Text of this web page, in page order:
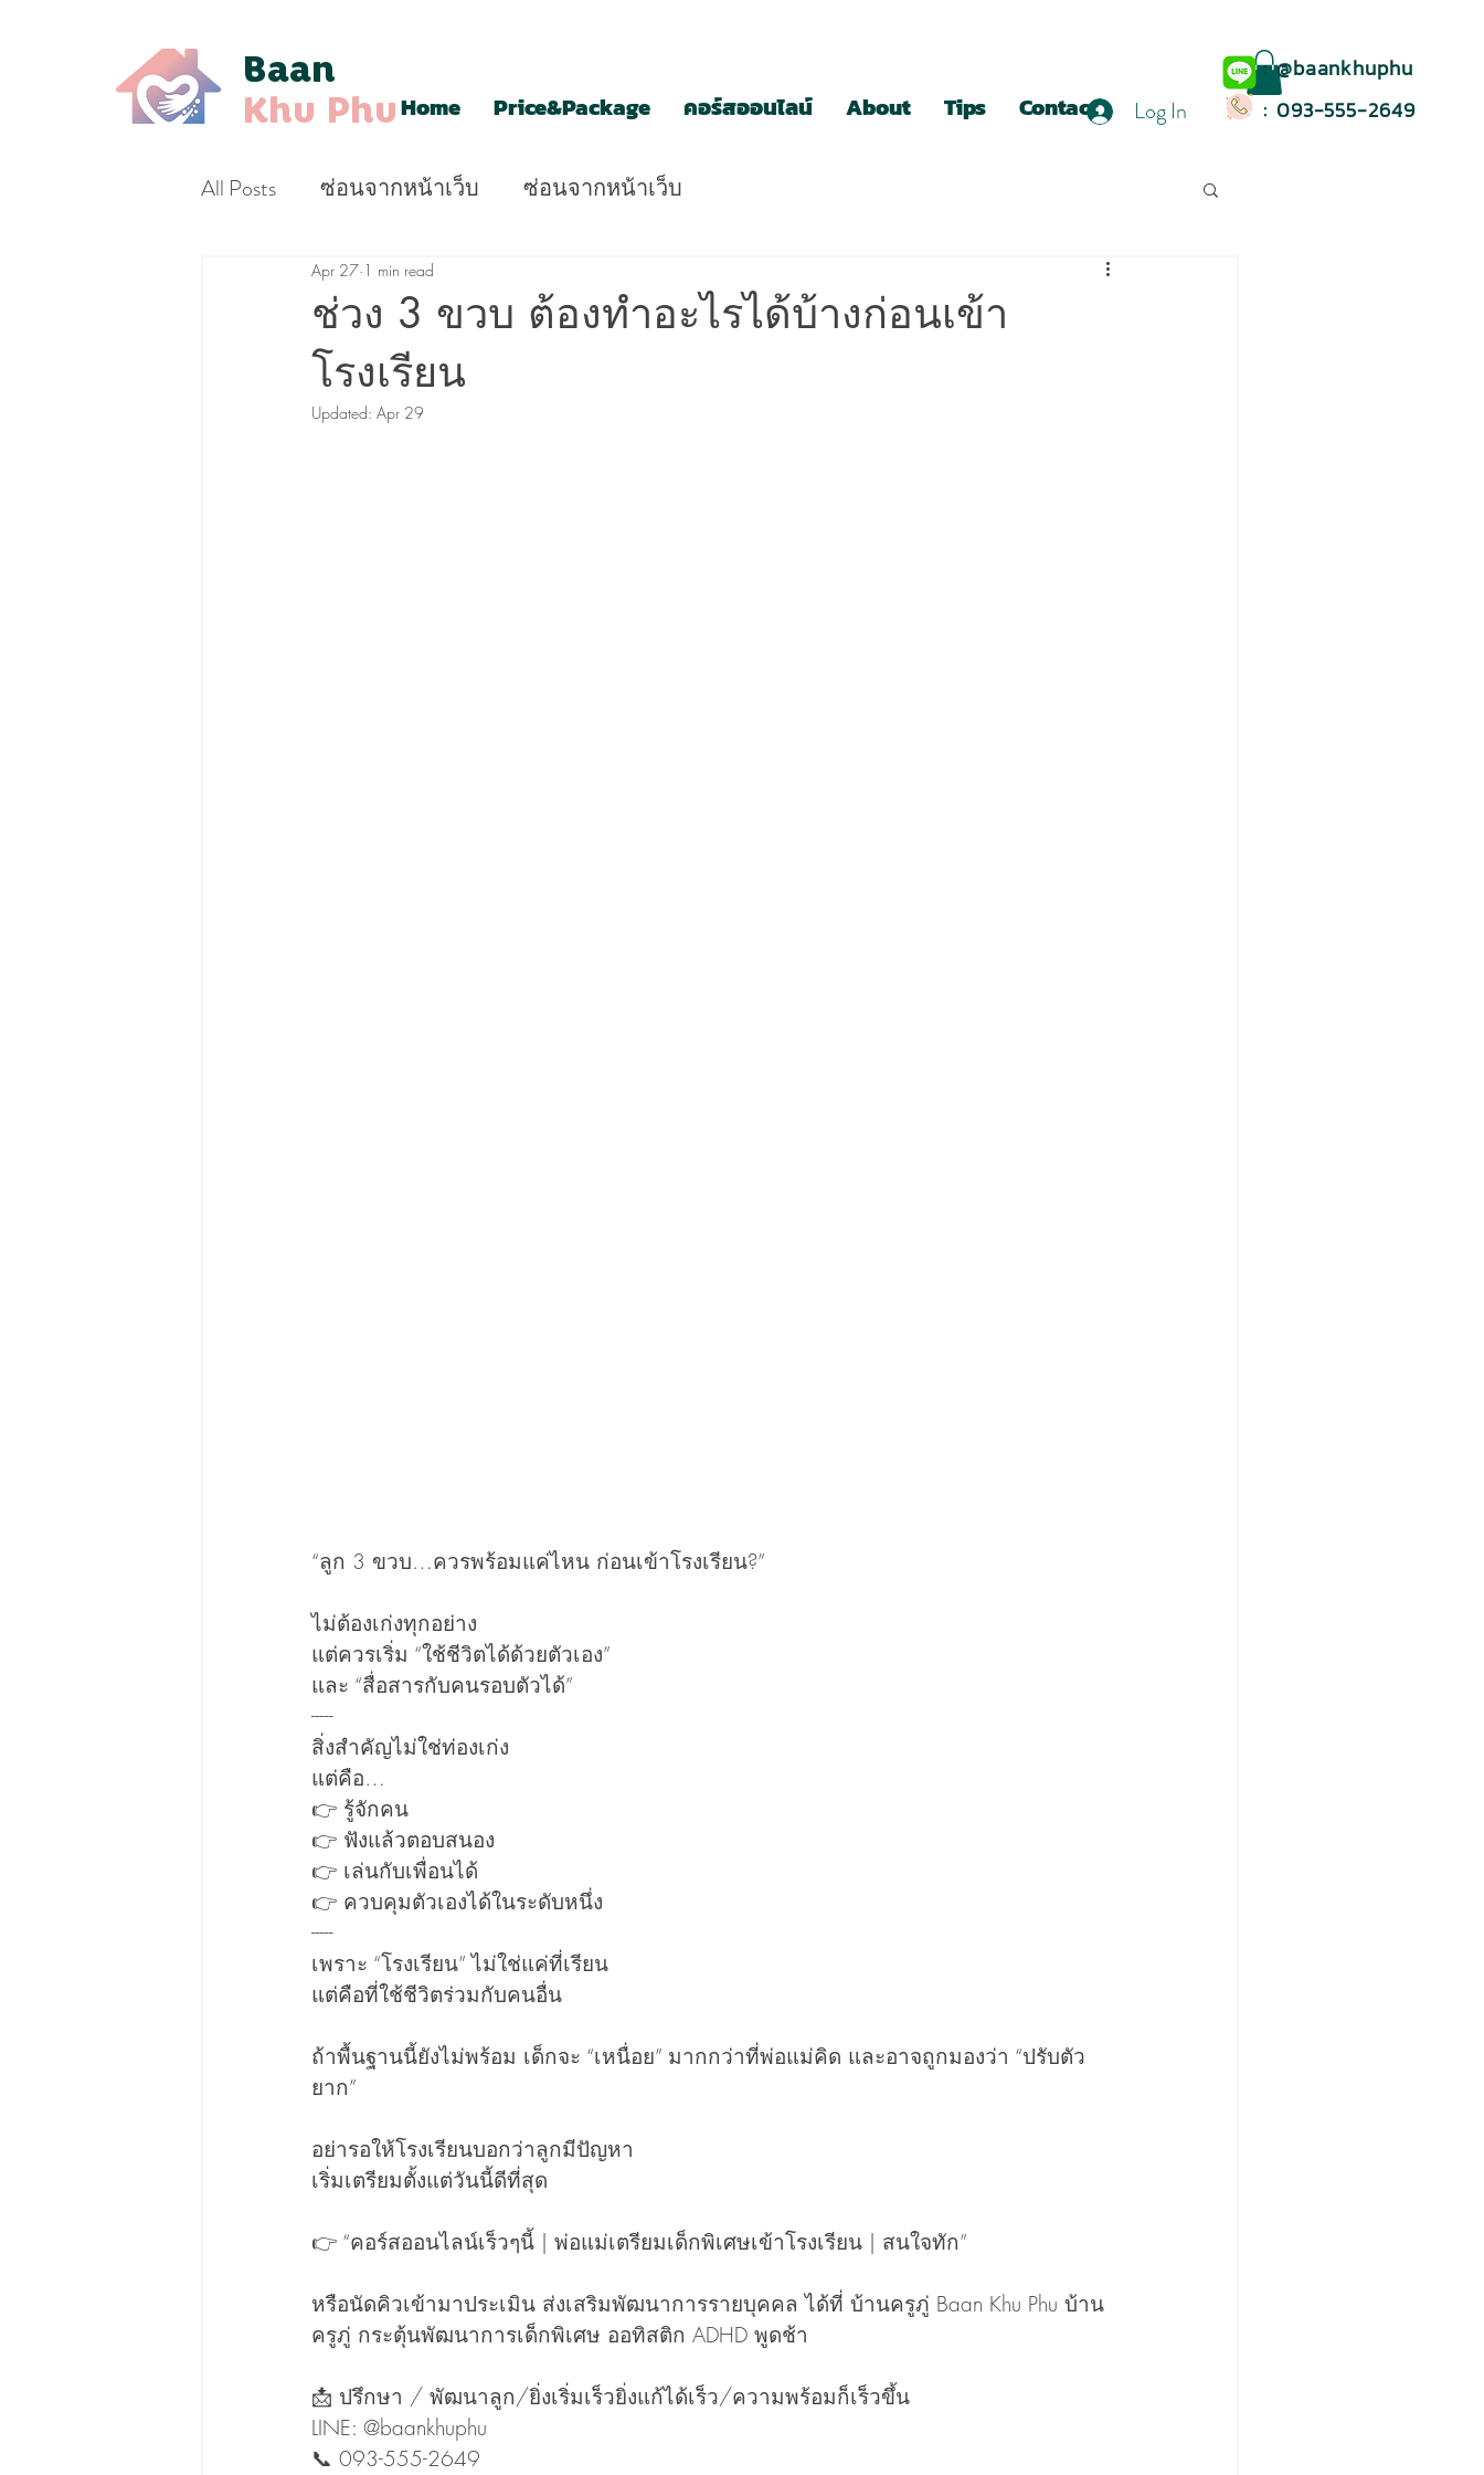
Baan
Khu PhuHome Price&Package คอร์สออนไลน์ About Tips Contact
: @baankhuphu
: 093-555-2649
Log In
All Posts ซ่อนจากหน้าเว็บ ซ่อนจากหน้าเว็บ
ช่วง 3 ขวบ ต้องทำอะไรได้บ้างก่อนเข้า
โรงเรียน
Apr 27 1 min read
Updated: Apr 29
“ลูก 3 ขวบ…ควรพร้อมแค่ไหน ก่อนเข้าโรงเรียน?”
ไม่ต้องเก่งทุกอย่าง
แต่ควรเริ่ม “ใช้ชีวิตได้ด้วยตัวเอง”
และ “สื่อสารกับคนรอบตัวได้”
-----
สิ่งสำคัญไม่ใช่ท่องเก่ง
แต่คือ…
👉 รู้จักคน
👉 ฟังแล้วตอบสนอง
👉 เล่นกับเพื่อนได้
👉 ควบคุมตัวเองได้ในระดับหนึ่ง
-----
เพราะ “โรงเรียน” ไม่ใช่แค่ที่เรียน
แต่คือที่ใช้ชีวิตร่วมกับคนอื่น
ถ้าพื้นฐานนี้ยังไม่พร้อม เด็กจะ “เหนื่อย” มากกว่าที่พ่อแม่คิด และอาจถูกมองว่า “ปรับตัว
ยาก”
อย่ารอให้โรงเรียนบอกว่าลูกมีปัญหา
เริ่มเตรียมตั้งแต่วันนี้ดีที่สุด
👉 “คอร์สออนไลน์เร็วๆนี้ | พ่อแม่เตรียมเด็กพิเศษเข้าโรงเรียน | สนใจทัก”
หรือนัดคิวเข้ามาประเมิน ส่งเสริมพัฒนาการรายบุคคล ได้ที่ บ้านครูภู่ Baan Khu Phu บ้าน
ครูภู่ กระตุ้นพัฒนาการเด็กพิเศษ ออทิสติก ADHD พูดช้า
📩 ปรึกษา / พัฒนาลูก/ยิ่งเริ่มเร็วยิ่งแก้ได้เร็ว/ความพร้อมก็เร็วขึ้น
LINE: @baankhuphu
📞 093-555-2649